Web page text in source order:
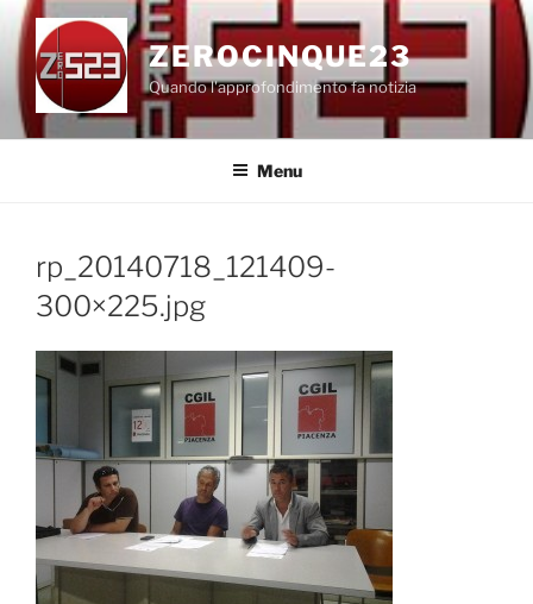
Salta
contenuto
ZEROCINQUE23
Quando l'approfondimento fa notizia
Menu
rp_20140718_121409-
300×225.jpg